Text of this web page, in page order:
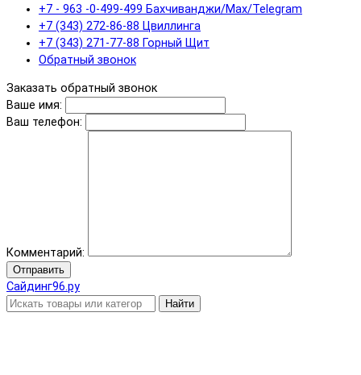
+7 - 963 -0-499-499 Бахчиванджи/Max/Telegram
+7 (343) 272-86-88 Цвиллинга
+7 (343) 271-77-88 Горный Щит
Обратный звонок
Заказать обратный звонок
Ваше имя:
Ваш телефон:
Комментарий:
Отправить
Сайдинг96.ру
Найти